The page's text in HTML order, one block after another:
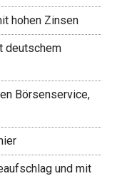
hohen Zinsen
deutschem
Börsenservice,
und mit